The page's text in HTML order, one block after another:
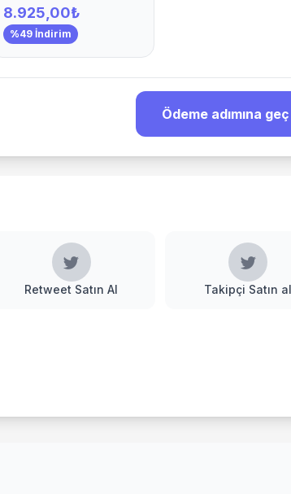
8.925,00₺
%49 İndirim
Ödeme adımına geç
Retweet Satın Al Takipçi Satın